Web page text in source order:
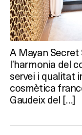
A Mayan Secret
l’harmonia del
servei i qualitat
cosmètica
Gaudeix del […]